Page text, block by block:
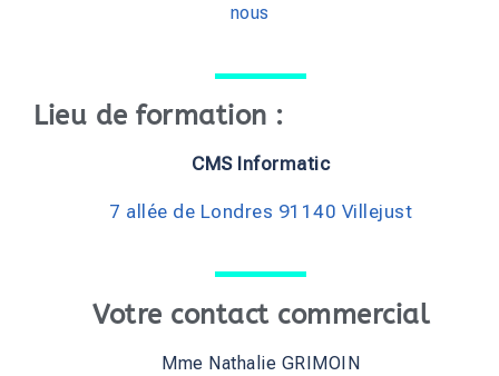
nous
Lieu de formation :
CMS Informatic
7 allée de Londres 91140 Villejust
Votre contact commercial
Mme Nathalie GRIMOIN